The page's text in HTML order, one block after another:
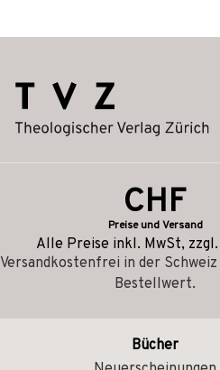
CHF
Preise und Versand
Alle Preise inkl. MwSt, zzgl.
Versandkostenfrei in der
Bestellwert.
Bücher